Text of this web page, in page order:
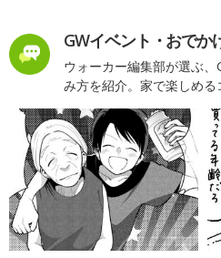
GWイベント・おでか
ウォーカー編集部が選ぶ
み方を紹介。家で楽しめる